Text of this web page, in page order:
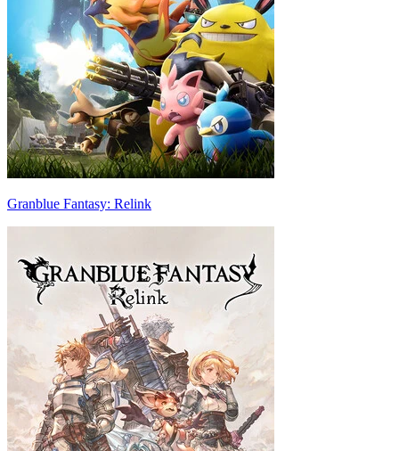
Granblue Fantasy: Relink